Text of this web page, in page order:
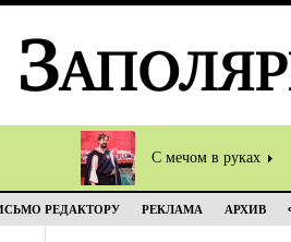
С мечом в руках
РЕДАКТОРУ РЕКЛАМА АРХИВ